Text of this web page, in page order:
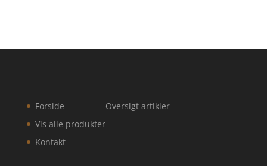
Forside
Vis alle produkter
Kontakt
Oversigt artikler